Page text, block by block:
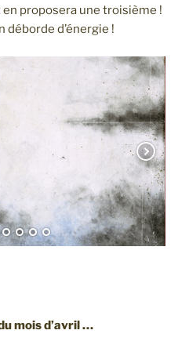
proposera une troisième !
déborde d’énergie !
mois d’avril …